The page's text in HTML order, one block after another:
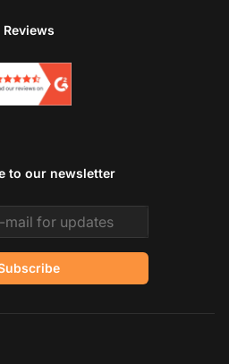
Reviews
to our newsletter